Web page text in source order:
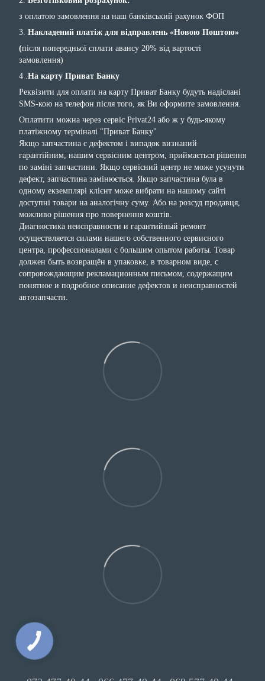
з оплатою замовлення на наш банківський рахунок ФОП
3. Накладений платіж для відправлень «Новою Поштою»
(після попередньої сплати авансу 20% від вартості
замовлення)
4 . На карту Приват Банку
Реквізити для оплати на карту Приват Банку будуть надіслані
SMS-кою на телефон після того, як Ви оформите замовлення.
Оплатити можна через сервіс Privat24 або ж у будь-якому
платіжному терміналі "Приват Банку"
Якщо запчастина с дефектом і випадок визнаний
гарантійним, нашим сервісним центром, приймається рішення
по заміні запчастини. Якщо сервісний центр не може усунути
дефект, запчастина замінюється. Якщо запчастина була в
одному екземплярі клієнт може вибрати на нашому сайті
доступні товари на аналогічну суму. Або на розсуд продавця,
можливо рішення про повернення коштів.
Диагностика неисправности и гарантийный ремонт
осуществляется силами нашего собственного сервисного
центра, профессионалами с большим опытом работы. Товар
должен быть возвращён в упаковке, в товарном виде, с
сопровождающим рекламационным письмом, содержащим
понятное и подробное описание дефектов и неисправностей
автозапчасти.